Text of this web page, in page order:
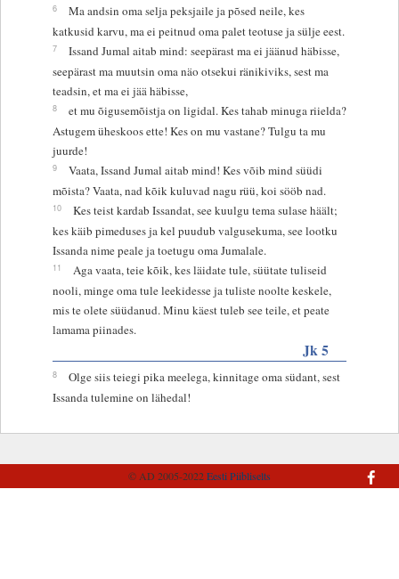
6
Ma andsin oma selja peksjaile ja põsed neile, kes
katkusid karvu, ma ei peitnud oma palet teotuse ja sülje eest.
7
Issand Jumal aitab mind: seepärast ma ei jäänud häbisse,
seepärast ma muutsin oma näo otsekui ränikiviks, sest ma
teadsin, et ma ei jää häbisse,
8
et mu õigusemõistja on ligidal. Kes tahab minuga riielda?
Astugem üheskoos ette! Kes on mu vastane? Tulgu ta mu
juurde!
9
Vaata, Issand Jumal aitab mind! Kes võib mind süüdi
mõista? Vaata, nad kõik kuluvad nagu rüü, koi sööb nad.
10
Kes teist kardab Issandat, see kuulgu tema sulase häält;
kes käib pimeduses ja kel puudub valgusekuma, see lootku
Issanda nime peale ja toetugu oma Jumalale.
11
Aga vaata, teie kõik, kes läidate tule, süütate tuliseid
nooli, minge oma tule leekidesse ja tuliste noolte keskele,
mis te olete süüdanud. Minu käest tuleb see teile, et peate
lamama piinades.
Jk 5
8
Olge siis teiegi pika meelega, kinnitage oma südant, sest
Issanda tulemine on lähedal!
© AD 2005-2022Eesti Piibliselts